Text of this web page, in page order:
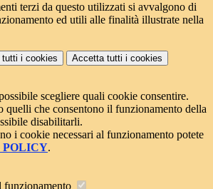
terzi da questo utilizzati si avvalgono di
ed utili alle finalità illustrate nella
tutti i cookies Accetta tutti i cookies
scegliere quali cookie consentire.
quelli che consentono il funzionamento della
disabilitarli.
i cookie necessari al funzionamento potete
POLICY.
funzionamento